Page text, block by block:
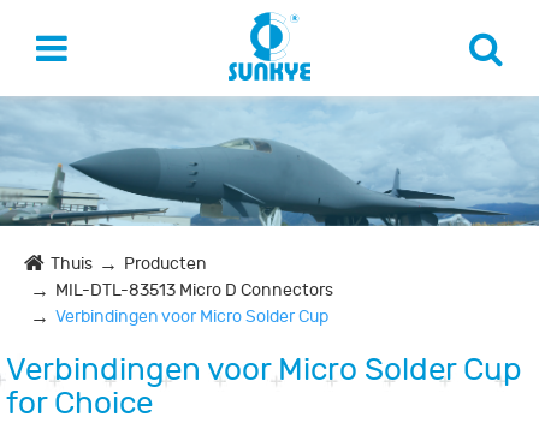
Thuis
Producten
MIL-DTL-83513 Micro D Connectors
Verbindingen voor Micro Solder Cup
Verbindingen voor Micro Solder Cup
for Choice